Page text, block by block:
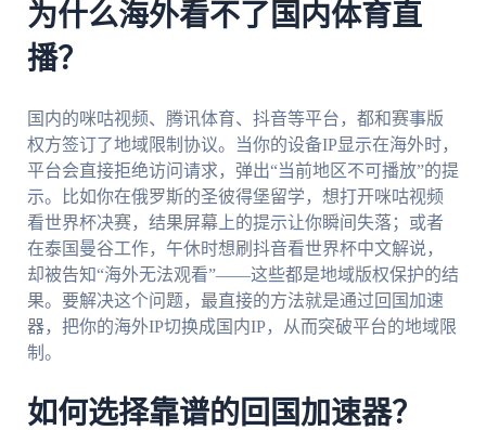
为什么海外看不了国内体育直
播？
国内的咪咕视频、腾讯体育、抖音等平台，都和赛事版
权方签订了地域限制协议。当你的设备IP显示在海外时，
平台会直接拒绝访问请求，弹出“当前地区不可播放”的提
示。比如你在俄罗斯的圣彼得堡留学，想打开咪咕视频
看世界杯决赛，结果屏幕上的提示让你瞬间失落；或者
在泰国曼谷工作，午休时想刷抖音看世界杯中文解说，
却被告知“海外无法观看”——这些都是地域版权保护的结
果。要解决这个问题，最直接的方法就是通过回国加速
器，把你的海外IP切换成国内IP，从而突破平台的地域限
制。
如何选择靠谱的回国加速器？